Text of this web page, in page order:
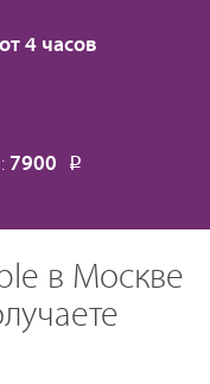
от 4 часов
7900 Р
в Москве